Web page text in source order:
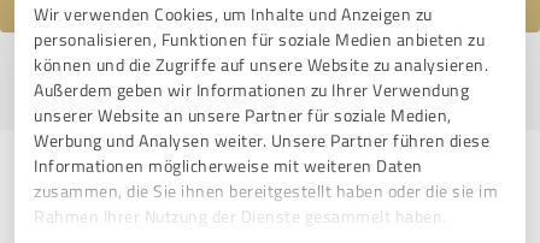
Wir verwenden Cookies, um Inhalte und Anzeigen zu
personalisieren, Funktionen für soziale Medien anbieten zu
können und die Zugriffe auf unsere Website zu analysieren.
Außerdem geben wir Informationen zu Ihrer Verwendung
unserer Website an unsere Partner für soziale Medien,
Werbung und Analysen weiter. Unsere Partner führen diese
Informationen möglicherweise mit weiteren Daten
zusammen, die Sie ihnen bereitgestellt haben oder die sie im
Rahmen Ihrer Nutzung der Dienste gesammelt haben.
Profil aktiv seit 14.10.2018 |Letzte Aktualisierung: 05.08.2026|Profil
melden
Erfahrungen zu weiteren
Anbietern aus dem Bereich